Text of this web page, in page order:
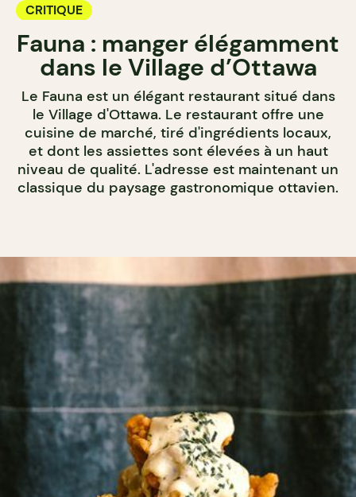
CRITIQUE
Fauna : manger élégamment
dans le Village d’Ottawa
Le Fauna est un élégant restaurant situé dans
le Village d'Ottawa. Le restaurant offre une
cuisine de marché, tiré d'ingrédients locaux,
et dont les assiettes sont élevées à un haut
niveau de qualité. L'adresse est maintenant un
classique du paysage gastronomique ottavien.